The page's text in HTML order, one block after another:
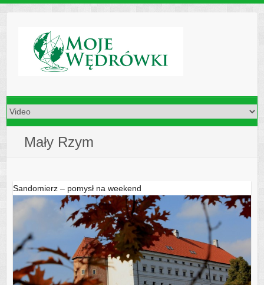
Mały Rzym
Sandomierz – pomysł na weekend